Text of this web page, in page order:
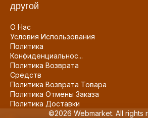
другой
О Нас
Условия Использования
Политика
Конфиденциальнос...
Политика Возврата
Средств
Политика Возврата Товара
Политика Отмены Заказа
Политика Доставки
©2026 Webmarket. All rights